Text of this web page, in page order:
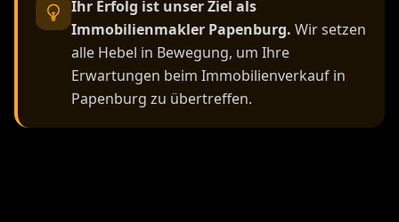
Ihr Erfolg ist unser Ziel als
Immobilienmakler Papenburg. Wir setzen
alle Hebel in Bewegung, um Ihre
Erwartungen beim Immobilienverkauf in
Papenburg zu übertreffen.